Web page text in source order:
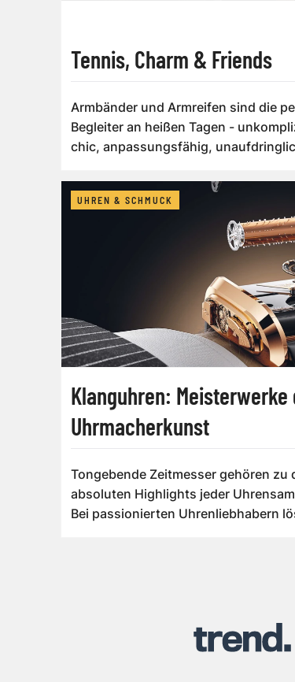
Tennis, Charm & Friends
Armbänder und Armreifen sind die
Begleiter an heißen Tagen -
chic, anpassungsfähig,
UHREN & SCHMUCK
Klanguhren: Meisterwerke
Uhrmacherkunst
Tongebende Zeitmesser gehören zu
absoluten Highlights jeder
Bei passionierten Uhrenliebhabern